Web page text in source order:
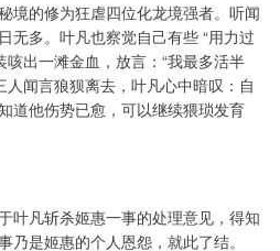
境的修为狂虐四位化龙境强者。听闻
无多。叶凡也察觉自己有些 “用力过
咳出一滩金血，放言：“我最多活半
闻言狼狈离去，叶凡心中暗叹：自
道他伤势已愈，可以继续猥琐发育
叶凡斩杀姬惠一事的处理意见，得知
是姬惠的个人恩怨，就此了结。